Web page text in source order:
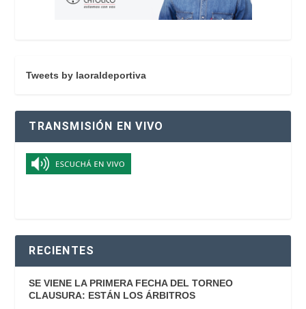
Tweets by laoraldeportiva
TRANSMISIÓN EN VIVO
RECIENTES
SE VIENE LA PRIMERA FECHA DEL TORNEO
CLAUSURA: ESTÁN LOS ÁRBITROS